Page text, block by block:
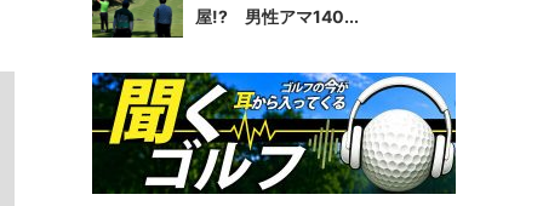
屋!? 男性アマ140...